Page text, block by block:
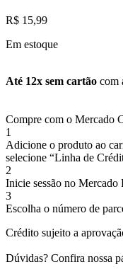
R$ 15,99
Em estoque
Até 12x sem cartão com
Compre com o Mercado
1
Adicione o produto ao
selecione “Linha de
2
Inicie sessão no Mercado
3
Escolha o número de
Crédito sujeito a
Dúvidas? Confira nossa